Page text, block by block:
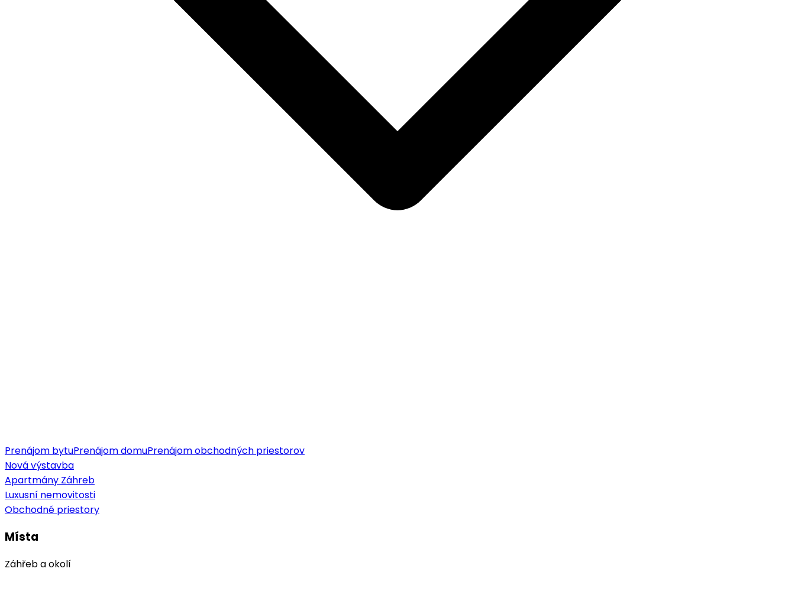
Prenájom bytuPrenájom domuPrenájom obchodných priestorov
Nová výstavba
Apartmány Záhreb
Luxusní nemovitosti
Obchodné priestory
Místa
Záhřeb a okolí